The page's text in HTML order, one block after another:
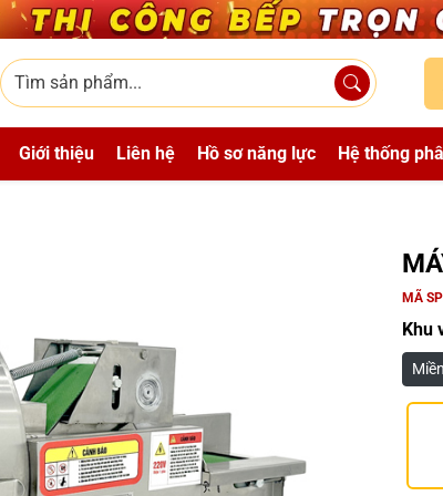
Tìm sản phẩm
Giới thiệu Liên hệ Hồ sơ năng lực Hệ thống
MÃ
Khu